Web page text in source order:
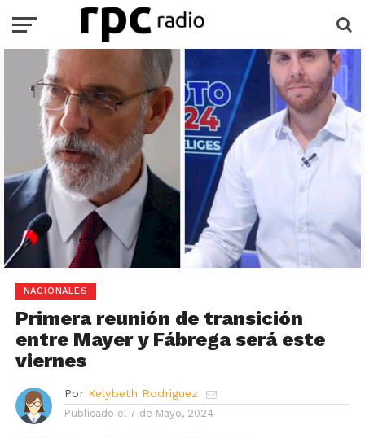
NACIONALES
Primera reunión de transición
entre Mayer y Fábrega será este
viernes
Por Kelybeth Rodriguez
Publicado el 7 de Mayo, 2024